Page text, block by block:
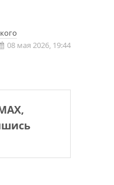
08 мая 2026, 19:44